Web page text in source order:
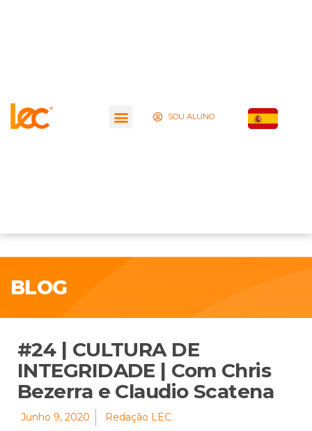
SOU ALUNO
BLOG
#24 | CULTURA DE
INTEGRIDADE | Com Chris
Bezerra e Claudio Scatena
Junho 9, 2020 Redação LEC